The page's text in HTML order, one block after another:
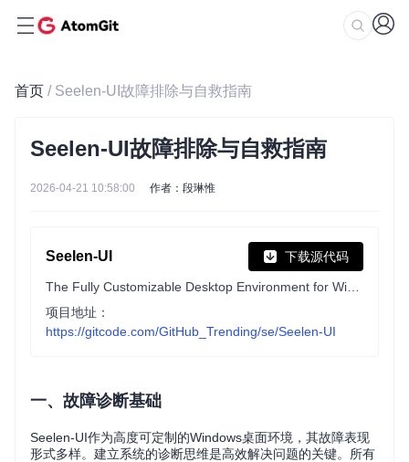
首页 / Seelen-UI故障排除与自救指南
Seelen-UI故障排除与自救指南
2026-04-21 10:58:00 作者：段琳惟
Seelen-UI 下载源代码
项目地址：
https://gitcode.com/GitHub_Trending/se/Seelen-UI
一、故障诊断基础
Seelen-UI作为高度可定制的Windows桌面环境，其故障表现
形式多样。建立系统的诊断思维是高效解决问题的关键。所有